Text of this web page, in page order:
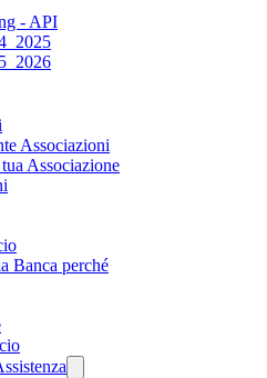
- API
Associazioni
Associazione
Banca perché